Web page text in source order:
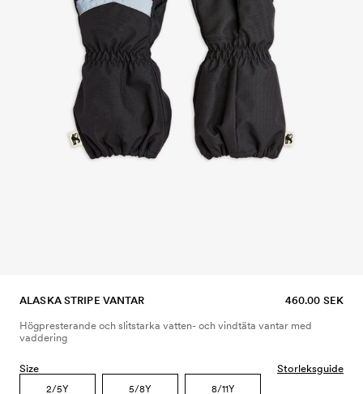
ALASKA STRIPE VANTAR 460.00 SEK
Högpresterande och slitstarka vatten- och vindtäta vantar med
vaddering
Size Storleksguide
2/5Y 5/8Y 8/11Y